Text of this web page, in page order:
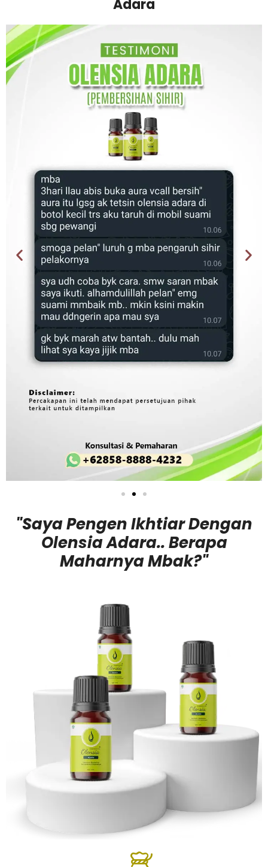
Adara
"Saya Pengen Ikhtiar Dengan
Olensia Adara.. Berapa
Maharnya Mbak?"